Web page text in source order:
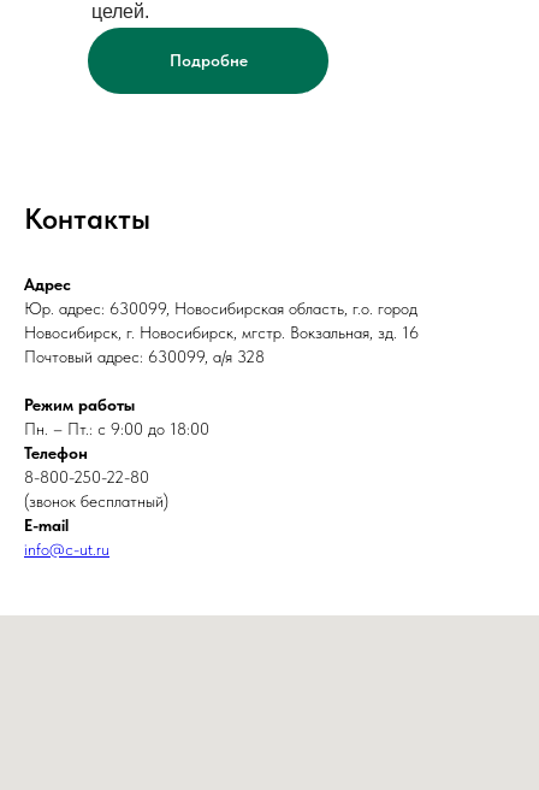
целей.
Подробне
Контакты
Адрес
Юр. адрес: 630099, Новосибирская область, г.о. город
Новосибирск, г. Новосибирск, мгстр. Вокзальная, зд. 16
Почтовый адрес: 630099, а/я 328
Режим работы
Пн. – Пт.: с 9:00 до 18:00
Телефон
8-800-250-22-80
(звонок бесплатный)
E-mail
info@c-ut.ru